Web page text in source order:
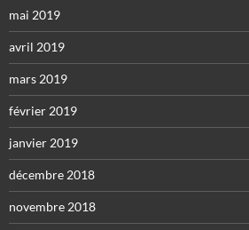
mai 2019
avril 2019
mars 2019
février 2019
janvier 2019
décembre 2018
novembre 2018